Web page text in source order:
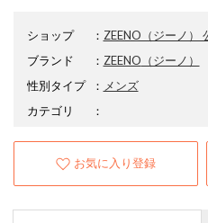
ショップ ： ZEENO（ジーノ）
ブランド
： ZEENO （ジーノ）
性別タイプ
： メンズ
カテゴリ
：
お気に入り登録